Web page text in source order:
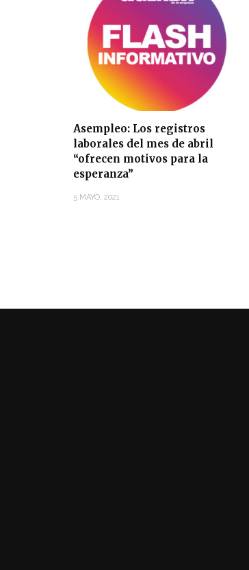
Asempleo: Los registros
laborales del mes de abril
“ofrecen motivos para la
esperanza”
5 MAYO, 2021